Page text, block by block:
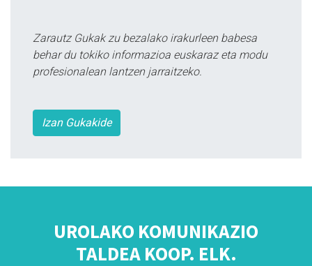
Zarautz Gukak zu bezalako irakurleen babesa
behar du tokiko informazioa euskaraz eta modu
profesionalean lantzen jarraitzeko.
Izan Gukakide
UROLAKO KOMUNIKAZIO
TALDEA KOOP. ELK.